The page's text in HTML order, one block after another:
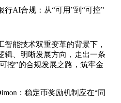
行AI合规：从“可用”到“可控”
智能技术双重变革的背景下，
辑、明晰发展方向，走出一条
控”的合规发展之路，筑牢金
：稳定币奖励机制应在“同